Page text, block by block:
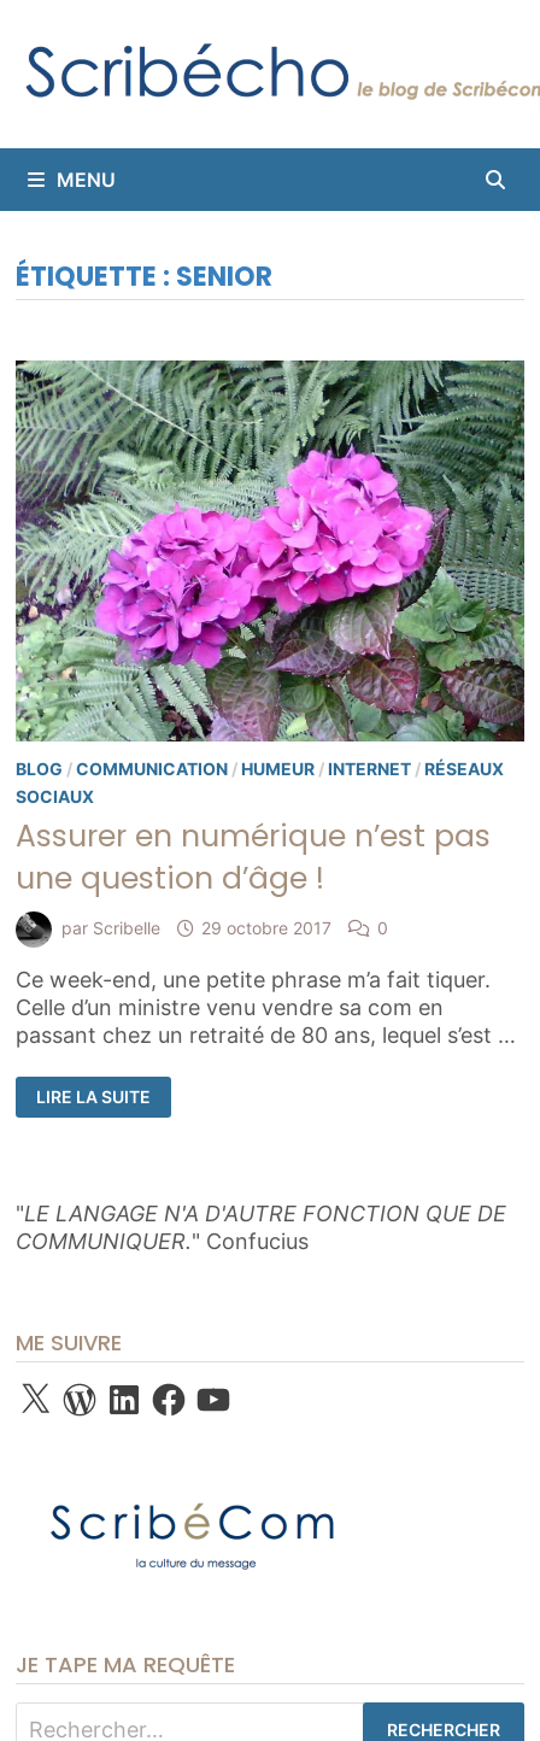
contenu
MENU
ÉTIQUETTE : SENIOR
BLOG /COMMUNICATION /HUMEUR /INTERNET /RÉSEAUX
SOCIAUX
Assurer en numérique n’est pas
une question d’âge !
par Scribelle 29 octobre 2017 0
Ce week-end, une petite phrase m’a fait tiquer.
Celle d’un ministre venu vendre sa com en
passant chez un retraité de 80 ans, lequel s’est …
ASSURER
EN
NUMÉRIQUE
D’ÂGE
!
LIRE LA SUITE
"LE LANGAGE N'A D'AUTRE FONCTION QUE DE
COMMUNIQUER." Confucius
ME SUIVRE
X WordPress
LinkedInFacebook
YouTube
JE TAPE MA REQUÊTE
Rechercher :